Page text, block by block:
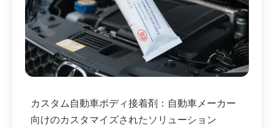
カスタム自動車ボディ接着剤：自動車メーカー
向けのカスタマイズされたソリューション